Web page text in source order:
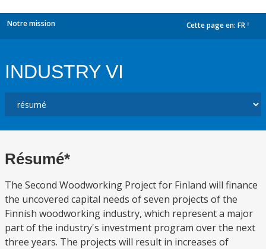
Notre mission Cette page en: FR
INDUSTRY VI
Résumé*
The Second Woodworking Project for Finland will finance
the uncovered capital needs of seven projects of the
Finnish woodworking industry, which represent a major
part of the industry's investment program over the next
three years. The projects will result in increases of